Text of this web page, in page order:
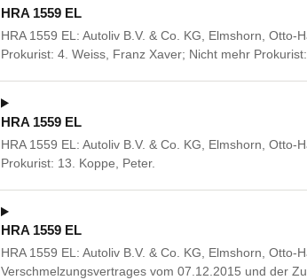
HRA 1559 EL
HRA 1559 EL: Autoliv B.V. & Co. KG, Elmshorn,
Prokurist: 4. Weiss, Franz Xaver; Nicht mehr
HRA 1559 EL
HRA 1559 EL: Autoliv B.V. & Co. KG, Elmshorn,
Prokurist: 13. Koppe, Peter.
HRA 1559 EL
HRA 1559 EL: Autoliv B.V. & Co. KG, Elmshorn,
Verschmelzungsvertrages vom 07.12.2015 und der